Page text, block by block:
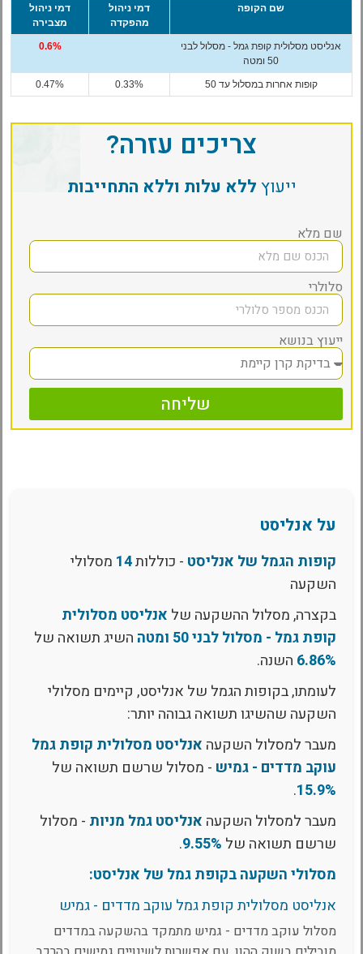
שם הקופה
דמי ניהול
מהפקדה
דמי ניהול
מצבירה
אנליסט מסלולית קופת גמל - מסלול לבני
50 ומטה
0.6%
קופות אחרות במסלול עד 50 0.33%
0.47%
צריכים עזרה?
ייעוץללא עלות וללא התחייבות
שם מלא
סלולרי
ייעוץ בנושא
שליחה
על אנליסט
קופות הגמל של אנליסט - כוללות14 מסלולי
השקעה
בקצרה, מסלול ההשקעה של אנליסט מסלולית
קופת גמל - מסלול לבני 50 ומטה
השיג תשואה של
6.86% השנה.
לעומתו, בקופות הגמל של אנליסט, קיימים מסלולי
השקעה שהשיגו תשואה גבוהה יותר:
מעבר למסלול השקעה אנליסט מסלולית קופת גמל
עוקב מדדים - גמיש - מסלול שרשם תשואה של
15.9%
.
מעבר למסלול השקעה אנליסט גמל מניות - מסלול
שרשם תשואה של 9.55%
.
מסלולי השקעה בקופת גמל של אנליסט:
אנליסט מסלולית קופת גמל עוקב מדדים - גמיש
מסלול עוקב מדדים - גמיש מתמקד בהשקעה במדדים